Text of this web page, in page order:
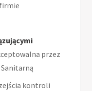
przez
kontroli